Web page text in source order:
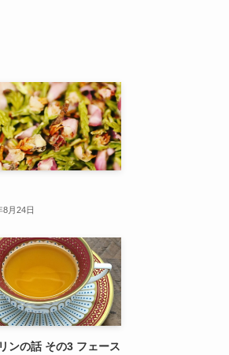
8月24日
ンの話 その3 フェース